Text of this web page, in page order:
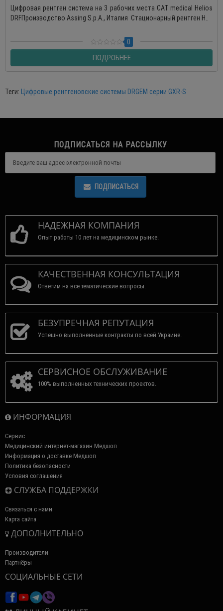
Цифровая рентген система на 3 рабочих места CAT medical Helios
DRFПроизводство Assing S.p.A., Италия Стационарный рентген H..
0
ПОДРОБНЕЕ
Теги: Цифровые рентгеновские системы DRGEM серии GXR-S
ПОДПИСАТЬСЯ НА РАССЫЛКУ
ПОДПИСАТЬСЯ
НАДЕЖНАЯ КОМПАНИЯ
Опыт работы 10 лет на медицинском рынке.
КАЧЕСТВЕННАЯ КОНСУЛЬТАЦИЯ
Ответим на все тематические вопросы.
БЕЗУПРЕЧНАЯ РЕПУТАЦИЯ
Успешно выполненные контракты по всей Украине.
СЕРВИСНОЕ ОБСЛУЖИВАНИЕ
100% выполненных технических проектов.
ИНФОРМАЦИЯ
Сервис
Медицинский интернет-магазин Медшоп
Информация о доставке Медшоп
Политика безопасности
Условия соглашения
СЛУЖБА ПОДДЕРЖКИ
Связаться с нами
Карта сайта
ДОПОЛНИТЕЛЬНО
Производители
Партнёры
СОЦИАЛЬНЫЕ СЕТИ